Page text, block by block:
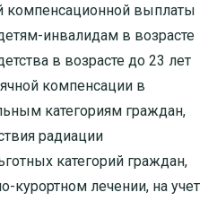
компенсационной выплаты
инвалидам в возрасте
в возрасте до 23 лет
компенсации в
категориям граждан,
радиации
категорий граждан,
курортном лечении, на учет